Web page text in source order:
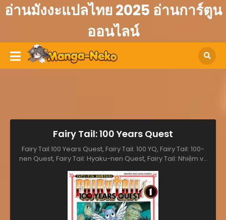
อ่านมังงะแปลไทย 2025 อ่านการ์ตูน
ออนไลน์
Fairy Tail: 100 Years Quest
Fairy Tail 100 Years Quest, Fairy Tail: 100 YQ, Fairy Tail: 100-
nen Quest, Fairy Tail: Hyaku-nen Quest, Fairy Tail: Nhiệm vụ
エスト, 페어리 테일 -100년 퀘스트